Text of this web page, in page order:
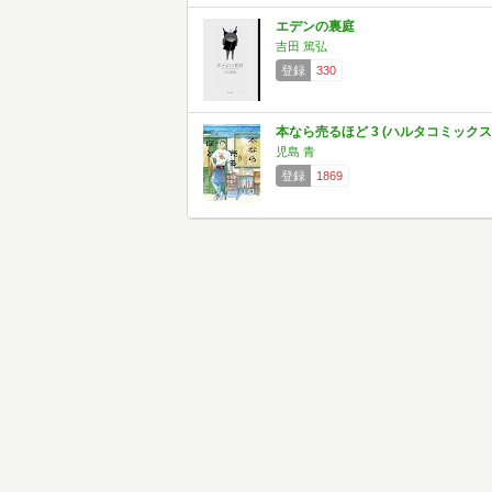
エデンの裏庭
吉田 篤弘
登録
330
本なら売るほど 3 (ハルタコミック
児島 青
登録
1869